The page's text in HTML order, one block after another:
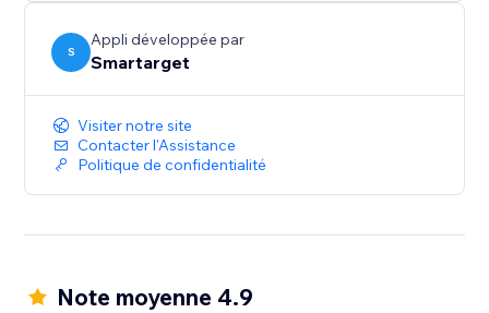
S
Appli développée par
Smartarget
Visiter notre site
Contacter l'Assistance
Politique de confidentialité
Note moyenne 4.9